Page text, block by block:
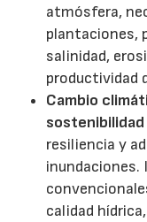
atmósfera,
plantaciones,
salinidad,
productividad
Cambio
resiliencia y
inundaciones.
calidad